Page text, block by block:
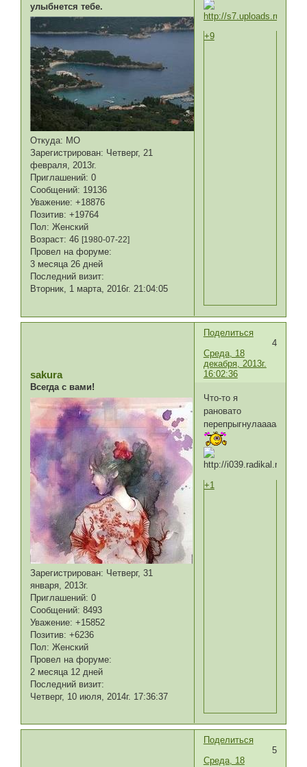
улыбнется тебе.
Откуда: МО
Зарегистрирован: Четверг, 21
февраля, 2013г.
Приглашений: 0
Сообщений: 19136
Уважение: +18876
Позитив: +19764
Пол: Женский
Возраст: 46[1980-07-22]
Провел на форуме:
3 месяца 26 дней
Последний визит:
Вторник, 1 марта, 2016г. 21:04:05
+9
Поделиться
4
Среда, 18
декабря, 2013г.
16:02:36
sakura
Всегда с вами!
Зарегистрирован: Четверг, 31
января, 2013г.
Приглашений: 0
Сообщений: 8493
Уважение: +15852
Позитив: +6236
Пол: Женский
Провел на форуме:
2 месяца 12 дней
Последний визит:
Четверг, 10 июля, 2014г. 17:36:37
Что-то я
рановато
перепрыгнулаааааа.....
+1
Поделиться
5
Среда, 18